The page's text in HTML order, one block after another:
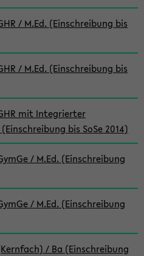
/ M.Ed. (Einschreibung bis
/ M.Ed. (Einschreibung bis
mit Integrierter
bis SoSe 2014)
/ M.Ed. (Einschreibung
/ M.Ed. (Einschreibung
/ Ba (Einschreibung